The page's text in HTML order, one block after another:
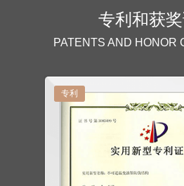
专利和获
PATENTS AND HONOR
专利